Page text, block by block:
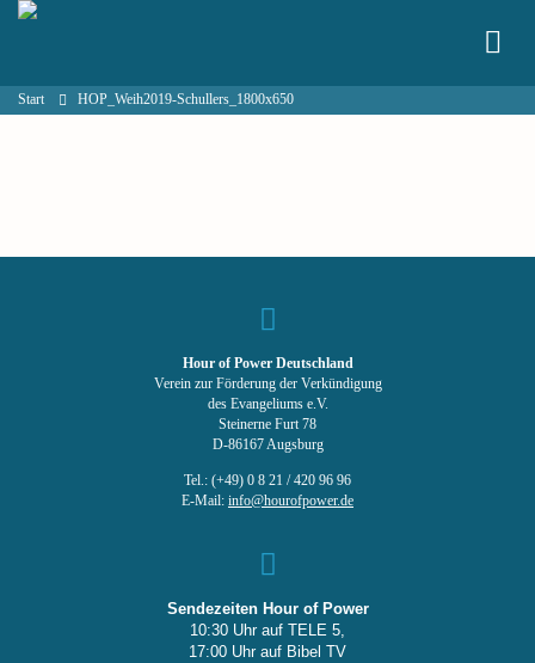
Start HOP_Weih2019-Schullers_1800x650
Hour of Power Deutschland
Verein zur Förderung der Verkündigung
des Evangeliums e.V.
Steinerne Furt 78
D-86167 Augsburg
Tel.: (+49) 0 8 21 / 420 96 96
E-Mail: info@hourofpower.de
Sendezeiten Hour of Power
10:30 Uhr auf TELE 5,
17:00 Uhr auf Bibel TV